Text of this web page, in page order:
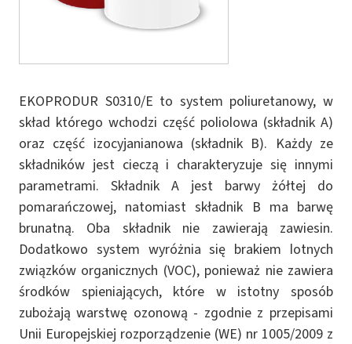
EKOPRODUR S0310/E to system poliuretanowy, w
skład którego wchodzi część poliolowa (składnik A)
oraz część izocyjanianowa (składnik B). Każdy ze
składników jest cieczą i charakteryzuje się innymi
parametrami. Składnik A jest barwy żółtej do
pomarańczowej, natomiast składnik B ma barwę
brunatną. Oba składnik nie zawierają zawiesin.
Dodatkowo system wyróżnia się brakiem lotnych
związków organicznych (VOC), ponieważ nie zawiera
środków spieniających, które w istotny sposób
zubożają warstwę ozonową - zgodnie z przepisami
Unii Europejskiej rozporządzenie (WE) nr 1005/2009 z